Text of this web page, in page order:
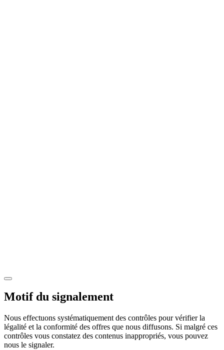
Motif du signalement
Nous effectuons systématiquement des contrôles pour vérifier la
légalité et la conformité des offres que nous diffusons. Si malgré ces
contrôles vous constatez des contenus inappropriés, vous pouvez
nous le signaler.